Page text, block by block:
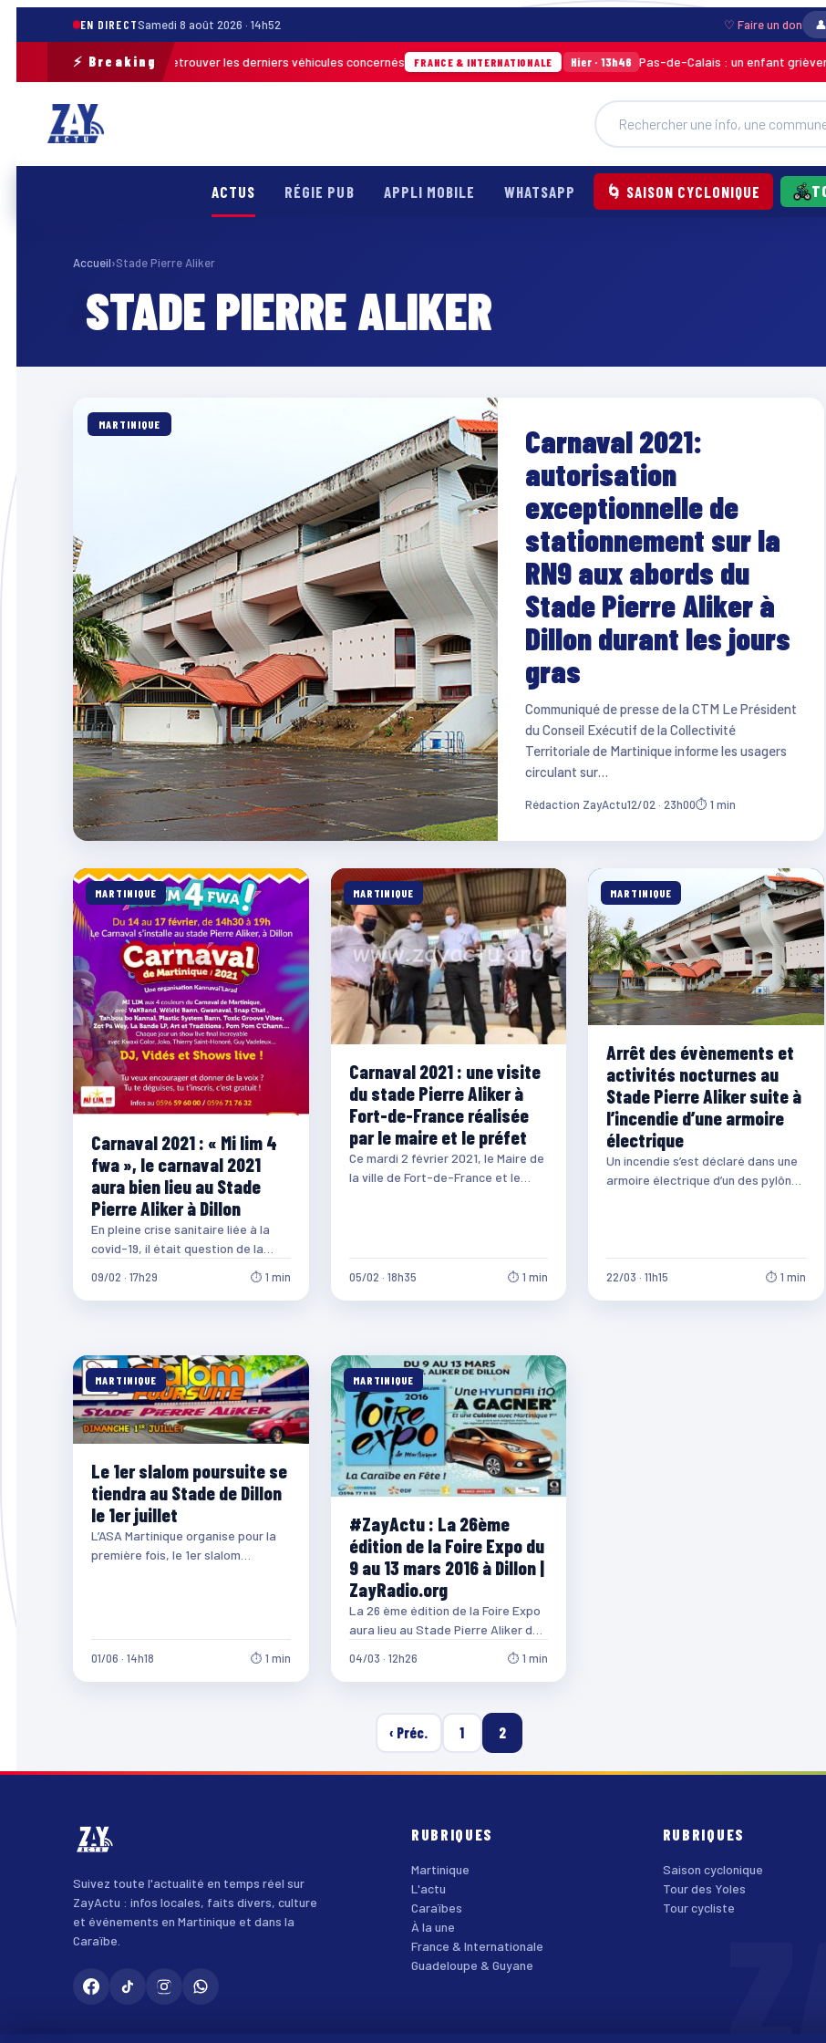
EN DIRECTSamedi 8 août 2026 · 14h52 ♡ Faire un don
⚡ Breaking
de terrain pour retrouver les derniers véhicules concernés FRANCE & INTERNATIONALE Hier · 13h46 Pas-de-Calais : un enfant grièvement
ACTUS RÉGIE PUB APPLI MOBILE WHATSAPP 🌀 SAISON CYCLONIQUE
Accueil›Stade Pierre Aliker
STADE PIERRE ALIKER
MARTINIQUE
Carnaval 2021:
autorisation
exceptionnelle de
stationnement sur la
RN9 aux abords du
Stade Pierre Aliker à
Dillon durant les jours
gras
Communiqué de presse de la CTM Le Président
du Conseil Exécutif de la Collectivité
Territoriale de Martinique informe les usagers
circulant sur…
Rédaction ZayActu12/02 · 23h00⏱ 1 min
MARTINIQUE
Carnaval 2021 : « Mi lim 4
fwa », le carnaval 2021
aura bien lieu au Stade
Pierre Aliker à Dillon
En pleine crise sanitaire liée à la
covid-19, il était question de la
09/02 · 17h29 ⏱ 1 min
MARTINIQUE
Carnaval 2021 : une visite
du stade Pierre Aliker à
Fort-de-France réalisée
par le maire et le préfet
Ce mardi 2 février 2021, le Maire de
la ville de Fort-de-France et le
05/02 · 18h35 ⏱ 1 min
MARTINIQUE
Arrêt des évènements et
activités nocturnes au
Stade Pierre Aliker suite à
l’incendie d’une armoire
électrique
Un incendie s’est déclaré dans une
armoire électrique d’un des pylônes
22/03 · 11h15 ⏱ 1 min
MARTINIQUE
Le 1er slalom poursuite se
tiendra au Stade de Dillon
le 1er juillet
L’ASA Martinique organise pour la
première fois, le 1er slalom
01/06 · 14h18 ⏱ 1 min
MARTINIQUE
#ZayActu : La 26ème
édition de la Foire Expo du
9 au 13 mars 2016 à Dillon |
ZayRadio.org
La 26 ème édition de la Foire Expo
aura lieu au Stade Pierre Aliker de
04/03 · 12h26 ⏱ 1 min
‹ Préc. 1 2
Suivez toute l'actualité en temps réel sur
ZayActu : infos locales, faits divers, culture
et événements en Martinique et dans la
Caraïbe.
RUBRIQUES
Martinique
L'actu
Caraïbes
À la une
France & Internationale
Guadeloupe & Guyane
RUBRIQUES
Saison cyclonique
Tour des Yoles
Tour cycliste